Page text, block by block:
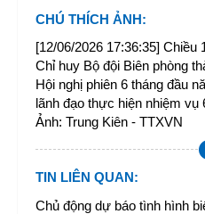
CHÚ THÍCH ẢNH:
[12/06/2026 17:36:35] Chiều
Chỉ huy Bộ đội Biên phòng
Hội nghị phiên 6 tháng đầu
lãnh đạo thực hiện nhiệm vụ
Ảnh: Trung Kiên - TTXVN
TIN LIÊN QUAN:
Chủ động dự báo tình hình